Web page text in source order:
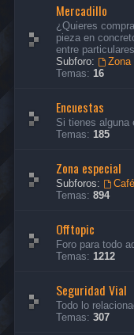
Mercadillo
¿Quieres
pieza en
entre
Subforo:
Zona
Temas: 16
Encuestas
Si tienes alguna
Temas: 185
Zona especial
Subforos:
Temas: 894
Offtopic
Foro para todo
Temas: 1212
Seguridad Vial
Todo lo
Temas: 307